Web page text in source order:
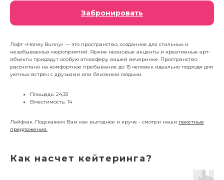
Забронировать
Лофт «Honey Bunny» — это пространство, созданное для стильных и
незабываемых мероприятий. Яркие неоновые акценты и креативные арт-
объекты придадут особую атмосферу вашей вечеринке. Пространство
рассчитано на комфортное пребывание до 15 человек идеально подходя для
уютных встреч с друзьями или близкими людьми.
Площадь: 24,33
Вместимость: 14
Лайфхак. Подскажем Вам как выгоднее и круче - смотри наши пакетные
предложения.
Как насчет кейтеринга?